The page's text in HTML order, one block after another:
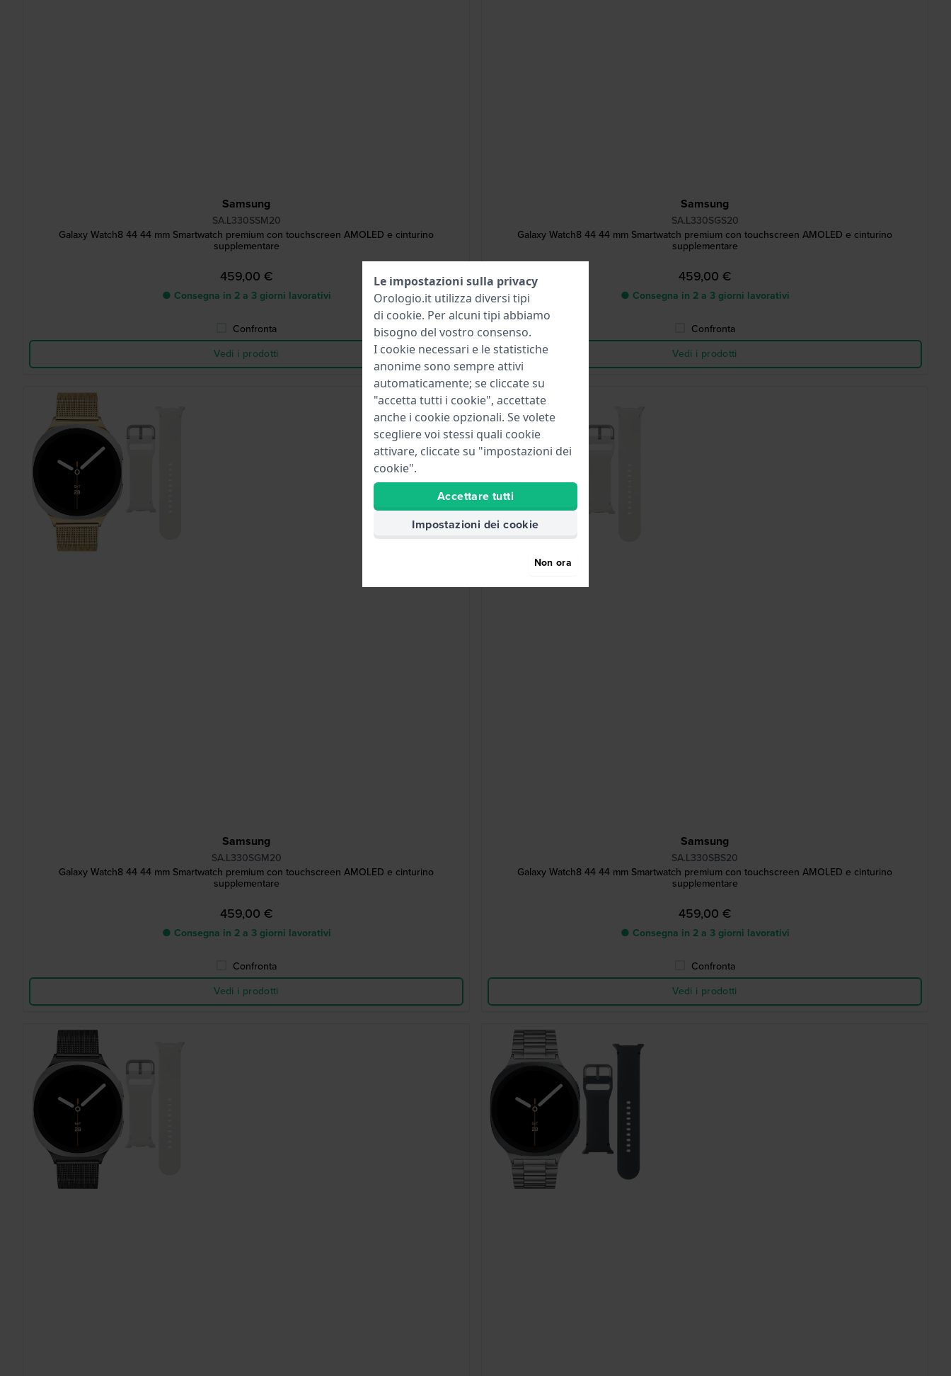
Samsung
SA.L330SSM20
Galaxy Watch8 44 44 mm Smartwatch premium con touchscreen AMOLED e cinturino
supplementare
459,00 €
● Consegna in 2 a 3 giorni lavorativi
Confronta
Vedi i prodotti
Samsung
SA.L330SGS20
Galaxy Watch8 44 44 mm Smartwatch premium con touchscreen AMOLED e cinturino
supplementare
459,00 €
● Consegna in 2 a 3 giorni lavorativi
Confronta
Vedi i prodotti
Samsung
SA.L330SGM20
Galaxy Watch8 44 44 mm Smartwatch premium con touchscreen AMOLED e cinturino
supplementare
459,00 €
● Consegna in 2 a 3 giorni lavorativi
Confronta
Vedi i prodotti
Samsung
SA.L330SBS20
Galaxy Watch8 44 44 mm Smartwatch premium con touchscreen AMOLED e cinturino
supplementare
459,00 €
● Consegna in 2 a 3 giorni lavorativi
Confronta
Vedi i prodotti
Le impostazioni sulla privacy
Orologio.it utilizza diversi tipi
di cookie. Per alcuni tipi abbiamo
bisogno del vostro consenso.
I cookie necessari e le statistiche
anonime sono sempre attivi
automaticamente; se cliccate su
"accetta tutti i cookie", accettate
anche i cookie opzionali. Se volete
scegliere voi stessi quali cookie
attivare, cliccate su "impostazioni dei
cookie".
Accettare tutti
Impostazioni dei cookie
Non ora